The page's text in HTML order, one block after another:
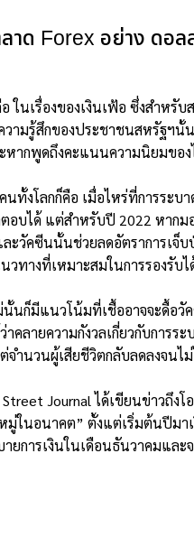
าด Forex อย่าง ดอล
ในเรื่องของเงินเฟ้อ ซึ่งสำหรั
วามรู้สึกของประชาชนสหรัฐฯ
หากพูดถึงคะแนนความนิยมขอ
ทั้งโลกก็คือ เมื่อไหร่ที่การระ
อบได้ แต่สำหรับปี 2022 หาก
วัคซีนนั้นช่วยลดอัตราการเจ็บ
ทางที่เหมาะสมในการรองรับ
นก็มีแนวโน้มที่เชื้ออาจจะดื้อวั
คลายความกังวลเกี่ยวกับการ
นวนผู้เสียชีวิตกลับลดลงจนไม่
Journal ได้เขียนข่าวถึง
ในอนาคต” ตั้งแต่เริ่มต้นปีมา
การเงินในเดือนธันวาคมและจ